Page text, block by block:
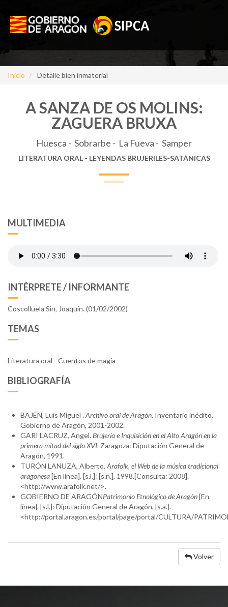
Inicio Detalle bien inmaterial
A SANZA DE OS MOLINS:
ZAGUERA BRUXA
Huesca - Sobrarbe - La Fueva - Samper
LITERATURA ORAL - LEYENDAS BRUJERILES-SATÁNICAS
MULTIMEDIA
INTÉRPRETE / INFORMANTE
Coscolluela Sin, Joaquín. (01/02/2002)
TEMAS
Literatura oral - Cuentos de magia
BIBLIOGRAFÍA
BAJÉN, Luis Miguel . Archivo oral de Aragón. Inventario inédito,
Gobierno de Aragón, 2001-2002.
GARI LACRUZ, Angel. Brujería e Inquisición en el Alto Aragón en la
primera mitad del siglo XVI. Zaragoza: Diputación General de
Aragón, 1991.
TURÓN LANUZA, Alberto. Arafolk, el Web de la música tradicional
aragonesa[En línea]. [s.l.]: [s.n.], 1998.[Consulta: 2008].
<http://www.arafolk.net/>.
GOBIERNO DE ARAGÓNPatrimonio Etnológico de Aragón[En
línea]. [s.l.]: Diputación General de Aragón, [s.a.].
<http://portal.aragon.es/portal/page/portal/CULTURA/
Volver